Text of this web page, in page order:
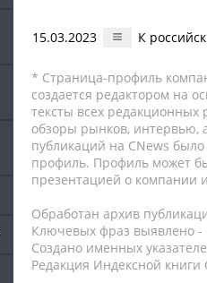
15.03.2023 К
* Страница-профиль
создается редактором на
тексты всех редакционных
обзоры рынков, интервью,
публикаций на CNews
профиль. Профиль может
презентацией о компании
Обработан архив
Ключевых фраз выявлено -
Создано именных
Редакция Индексной книги